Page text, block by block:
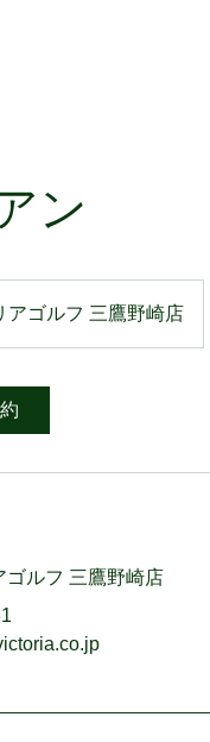
ン
アゴルフ 三鷹野崎店
ゴルフ 三鷹野崎店